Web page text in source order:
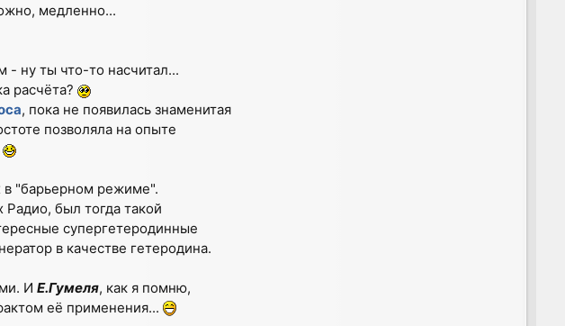
медленно...
- ну ты что-то насчитал...
расчёта?
, пока не появилась знаменитая
позволяла на опыте
в "барьерном режиме".
был тогда такой
супергетеродинные
в качестве гетеродина.
И Е.Гумеля, как я помню,
её применения...